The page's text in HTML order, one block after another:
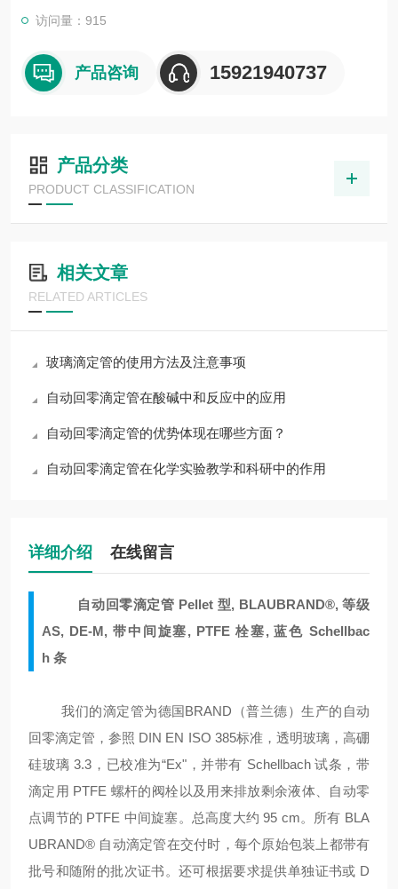
访问量：915
产品咨询 15921940737
产品分类
PRODUCT CLASSIFICATION
相关文章
RELATED ARTICLES
玻璃滴定管的使用方法及注意事项
自动回零滴定管在酸碱中和反应中的应用
自动回零滴定管的优势体现在哪些方面？
自动回零滴定管在化学实验教学和科研中的作用
详细介绍 在线留言
自动回零滴定管 Pellet 型, BLAUBRAND®, 等级
AS, DE-M, 带中间旋塞, PTFE 栓塞, 蓝色 Schellbac
h 条
我们的滴定管为德国BRAND（普兰德）生产的自动
回零滴定管，参照 DIN EN ISO 385标准，透明玻璃， 高硼
硅玻璃 3.3，已校准为“Ex"，并带有 Schellbach试条，带
滴定用 PTFE 螺杆的阀栓 以及用来排放剩余液体、自动零
点调节的 PTFE 中间旋塞。总高度大约 95 cm。所有 BLA
UBRAND® 自动滴定管在交付时，每个原始包装上都带有
批号和随附的批次证书。还可根据要求提供单独证书或 D